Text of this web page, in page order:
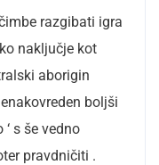
razgibati igra
naključje kot
aborigin
boljši
s še vedno
pravdničiti .